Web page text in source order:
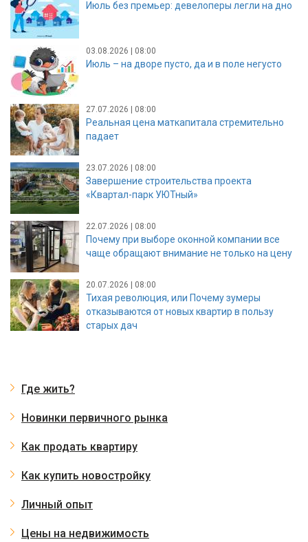
Июль без премьер: девелоперы легли на дно
03.08.2026 | 08:00
Июль – на дворе пусто, да и в поле негусто
27.07.2026 | 08:00
Реальная цена маткапитала стремительно
падает
23.07.2026 | 08:00
Завершение строительства проекта
«Квартал-парк УЮТный»
22.07.2026 | 08:00
Почему при выборе оконной компании все
чаще обращают внимание не только на цену
20.07.2026 | 08:00
Тихая революция, или Почему зумеры
отказываются от новых квартир в пользу
старых дач
Где жить?
Новинки первичного рынка
Как продать квартиру
Как купить новостройку
Личный опыт
Цены на недвижимость